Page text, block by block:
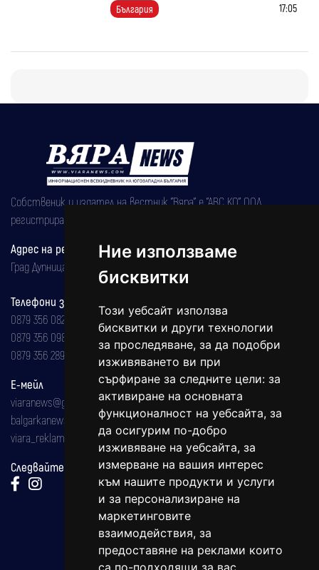
Ние използваме
бисквитки
Този уебсайт използва
бисквитки и други технологии
за проследяване, за да подобри
изживяването ви при
сърфиране за следните цели: за
активиране на основната
функционалност на уебсайта, за
да осигурим по-добро
изживяване на уебсайта, за
измерване на вашия интерес
към нашите продукти и услуги
и за персонализиране на
маркетинговите
взаимодействия, за
предоставяне на реклами които
са по-подходящи за вас
България 17:05
Собственик и издател на вестник "Вяра" е "АВС КО" ООД,
регистрирана на 08.05.2002 година.
Адрес на редакцията
Град Дупница, ул.''Христо Ботев" 43
Телефони за реклама и абонаменти
0879 356 082
0879 356 098
0879 356 289
Е-мейл
viaranews@gmail.com
balgarkanews@gmail.com
viara_reklama@mail.bg
Следвайте ни: